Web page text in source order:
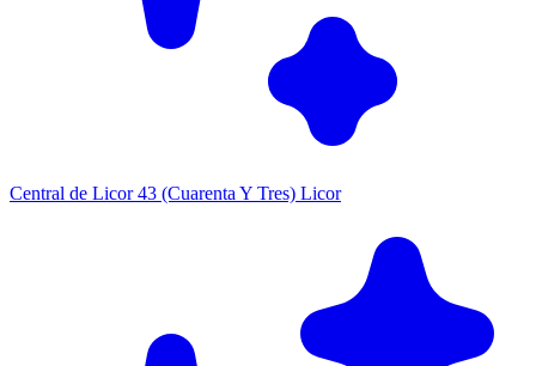
Central de Licor 43 (Cuarenta Y Tres) Licor